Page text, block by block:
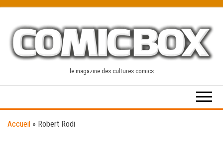
content
le magazine des cultures comics
Accueil » Robert Rodi